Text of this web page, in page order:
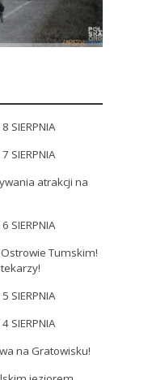
SIERPNIA
SIERPNIA
atrakcji na
SIERPNIA
Tumskim!
SIERPNIA
SIERPNIA
na Gratowisku!